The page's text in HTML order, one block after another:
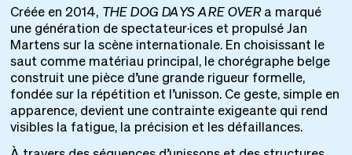
Créée en 2014, THE DOG DAYS ARE OVERa marqué
une génération de spectateur·ices et propulsé Jan
Martens sur la scène internationale. En choisissant le
saut comme matériau principal, le chorégraphe belge
construit une pièce d’une grande rigueur formelle,
fondée sur la répétition et l’unisson. Ce geste, simple en
apparence, devient une contrainte exigeante qui rend
visibles la fatigue, la précision et les défaillances.